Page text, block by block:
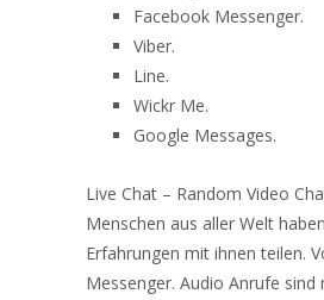
Facebook Messenger.
Viber.
Line.
Wickr Me.
Google Messages.
Live Chat – Random Video
Menschen aus aller Welt
Erfahrungen mit ihnen teilen.
Messenger. Audio Anrufe